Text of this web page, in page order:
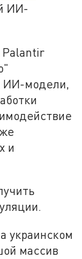
ИИ-
Palantir
ИИ-модели,
и
украинском
массив